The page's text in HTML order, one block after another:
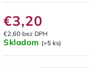
€3,20
€2,60 bez DPH
Skladom (>5 ks)